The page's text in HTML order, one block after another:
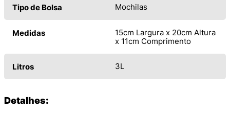
Tipo de Bolsa Mochilas
Medidas
15cm Largura x 20cm Altura
x 11cm Comprimento
Litros 3L
Detalhes: